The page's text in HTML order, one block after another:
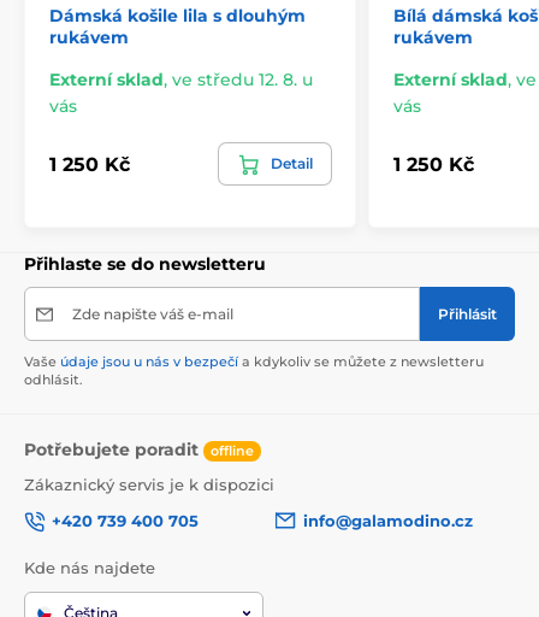
Dámská košile lila s dlouhým
rukávem
Externí sklad, ve středu 12. 8. u
vás
1 250 Kč Detail
Bílá dámská
rukávem
Externí sklad, ve
vás
1 250 Kč
Přihlaste se do newsletteru
Zde napište váš e-mail Přihlásit
Vaše údaje jsou u nás v bezpečí a kdykoliv se můžete z newsletteru
odhlásit.
Potřebujete poradit offline
Zákaznický servis je k dispozici
+420 739 400 705
info@galamodino.cz
Kde nás najdete
Čeština